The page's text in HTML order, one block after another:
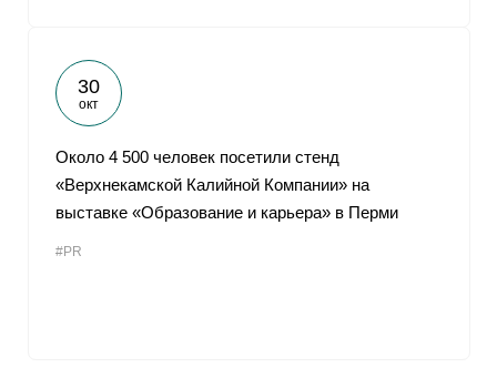
30
окт
Около 4 500 человек посетили стенд
«Верхнекамской Калийной Компании» на
выставке «Образование и карьера» в Перми
#PR